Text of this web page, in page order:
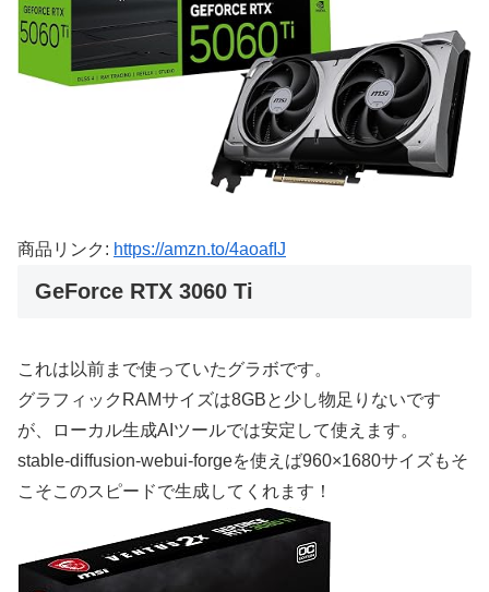
商品リンク: https://amzn.to/4aoafIJ
GeForce RTX 3060 Ti
これは以前まで使っていたグラボです。
グラフィックRAMサイズは8GBと少し物足りないです
が、ローカル生成AIツールでは安定して使えます。
stable-diffusion-webui-forgeを使えば960×1680サイズもそ
こそこのスピードで生成してくれます！